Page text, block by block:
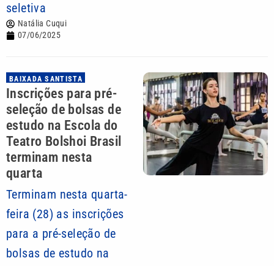
seletiva
Natália Cuqui
07/06/2025
BAIXADA SANTISTA
Inscrições para pré-
seleção de bolsas de
estudo na Escola do
Teatro Bolshoi Brasil
terminam nesta
quarta
Terminam nesta quarta-
feira (28) as inscrições
para a pré-seleção de
bolsas de estudo na